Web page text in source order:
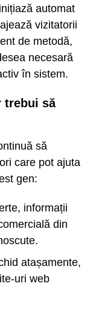
automat
vizitatorii
de metodă,
necesară
în sistem.
trebui să
să
care pot ajuta
gen:
informații
din
atașamente,
uri web